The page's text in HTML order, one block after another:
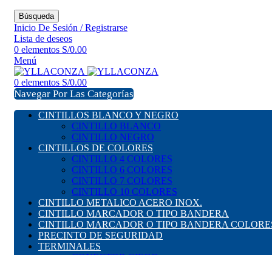
Búsqueda
Inicio De Sesión / Registrarse
Lista de deseos
0 elementos S/0.00
Menú
0 elementos S/0.00
Navegar Por Las Categorías
CINTILLOS BLANCO Y NEGRO
CINTILLO BLANCO
CINTILLO NEGRO
CINTILLOS DE COLORES
CINTILLO 4 COLORES
CINTILLO 6 COLORES
CINTILLO 7 COLORES
CINTILLO 10 COLORES
CINTILLO METALICO ACERO INOX.
CINTILLO MARCADOR O TIPO BANDERA
CINTILLO MARCADOR O TIPO BANDERA
PRECINTO DE SEGURIDAD
TERMINALES